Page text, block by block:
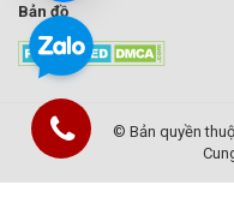
Bản đồ
© Bản quyền